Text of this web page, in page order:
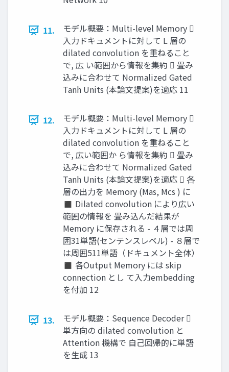
11.
モデル概要：Multi-level Memory 
入力ドキュメントに対して L 層の
dilated convolution を重ねること
で, 広 い範囲から情報を集約  畳み
込みに合わせて Normalized Gated
Tanh Units (本論文提案)を適応 11
12.
モデル概要：Multi-level Memory 
入力ドキュメントに対して L 層の
dilated convolution を重ねること
で, 広い範囲か ら情報を集約  畳み
込みに合わせて Normalized Gated
Tanh Units (本論文提案)を適応  各
層の出力を Memory (Mas, Mcs ) に
◼ Dilated convolution により広い
範囲の情報を 畳み込んだ結果が
Memory に保存される - ４層では周
囲31単語(センテンスレベル) - ８層で
は周囲511単語（ドキュメント全体）
◼ 各Output Memory には skip
connection とし て入力embedding
を付加 12
13.
モデル概要：Sequence Decoder 
単方向の dilated convolution と
Attention 機構で 自己回帰的に単語
を生成 13